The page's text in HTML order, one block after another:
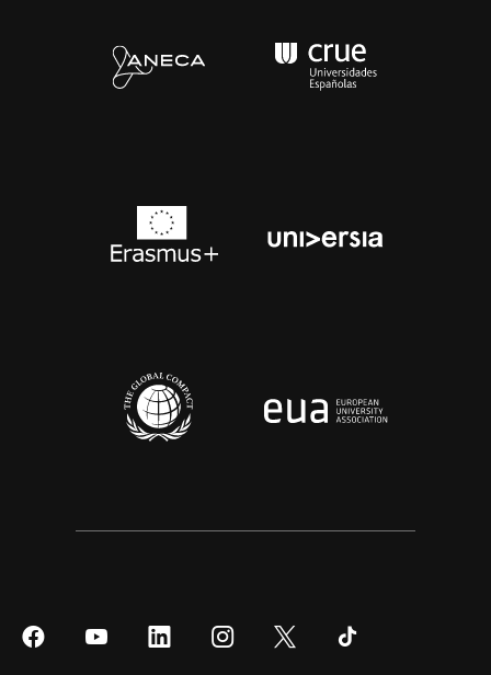
SíguenosSíguenos
SíguenosSíguenos Síguenos